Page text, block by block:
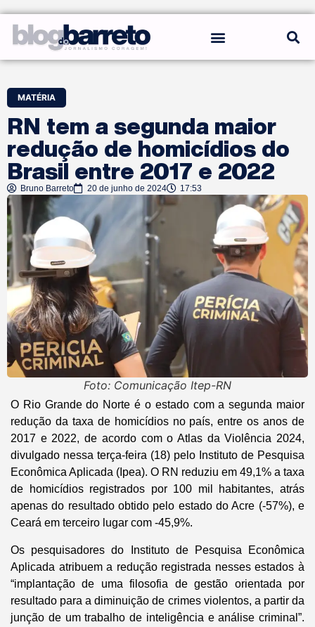
MATÉRIA
RN tem a segunda maior
redução de homicídios do
Brasil entre 2017 e 2022
Bruno Barreto 20 de junho de 2024 17:53
Foto: Comunicação Itep-RN
O Rio Grande do Norte é o estado com a segunda maior
redução da taxa de homicídios no país, entre os anos de
2017 e 2022, de acordo com o Atlas da Violência 2024,
divulgado nessa terça-feira (18) pelo Instituto de Pesquisa
Econômica Aplicada (Ipea). O RN reduziu em 49,1% a taxa
de homicídios registrados por 100 mil habitantes, atrás
apenas do resultado obtido pelo estado do Acre (-57%), e
Ceará em terceiro lugar com -45,9%.
Os pesquisadores do Instituto de Pesquisa Econômica
Aplicada atribuem a redução registrada nesses estados à
“implantação de uma filosofia de gestão orientada por
resultado para a diminuição de crimes violentos, a partir da
junção de um trabalho de inteligência e análise criminal”.